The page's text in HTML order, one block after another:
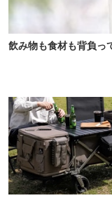
飲み物も食材も背負っ